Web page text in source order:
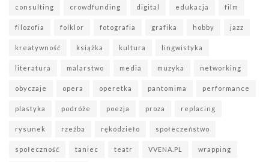
consulting crowdfunding digital edukacja film
filozofia folklor fotografia grafika hobby jazz
kreatywność książka kultura lingwistyka
literatura malarstwo media muzyka networking
obyczaje opera operetka pantomima performance
plastyka podróże poezja proza replacing
rysunek rzeźba rękodzieło społeczeństwo
społeczność taniec teatr VVENA.PL wrapping